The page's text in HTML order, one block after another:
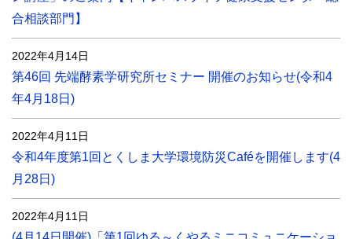
合相談部門】
2022年4月14日
第46回 先端酵素学研究所セミナー 開催のお知らせ(令和4
年4月18日)
2022年4月11日
令和4年度第1回とくしま大学環境防災Caféを開催します(4
月28日)
2022年4月11日